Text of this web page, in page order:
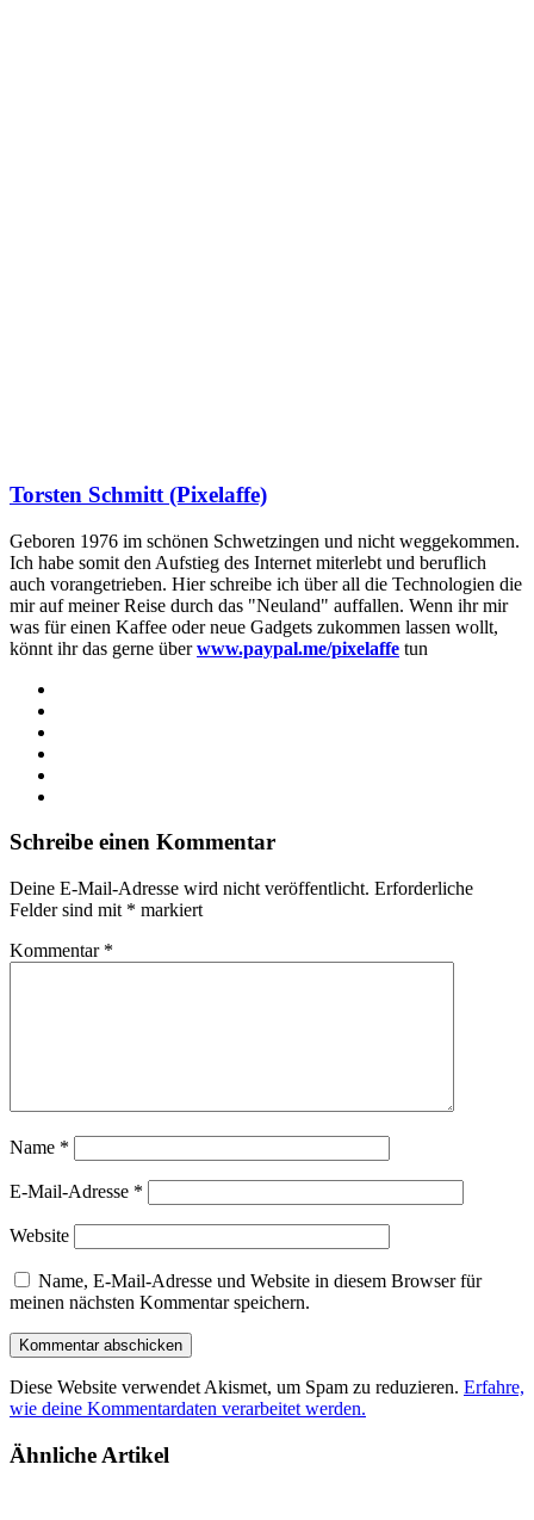
Torsten Schmitt (Pixelaffe)
Geboren 1976 im schönen Schwetzingen und nicht weggekommen.
Ich habe somit den Aufstieg des Internet miterlebt und beruflich
auch vorangetrieben. Hier schreibe ich über all die Technologien die
mir auf meiner Reise durch das "Neuland" auffallen. Wenn ihr mir
was für einen Kaffee oder neue Gadgets zukommen lassen wollt,
könnt ihr das gerne überwww.paypal.me/pixelaffe tun
Schreibe einen Kommentar
Deine E-Mail-Adresse wird nicht veröffentlicht. Erforderliche
Felder sind mit * markiert
Kommentar *
Name *
E-Mail-Adresse *
Website
Name, E-Mail-Adresse und Website in diesem Browser für
meinen nächsten Kommentar speichern.
Diese Website verwendet Akismet, um Spam zu reduzieren. Erfahre,
wie deine Kommentardaten verarbeitet werden.
Ähnliche Artikel